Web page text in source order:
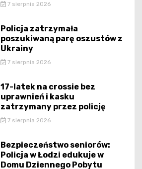
7 sierpnia 2026
Policja zatrzymała
poszukiwaną parę oszustów z
Ukrainy
7 sierpnia 2026
17-latek na crossie bez
uprawnień i kasku
zatrzymany przez policję
7 sierpnia 2026
Bezpieczeństwo seniorów:
Policja w Łodzi edukuje w
Domu Dziennego Pobytu